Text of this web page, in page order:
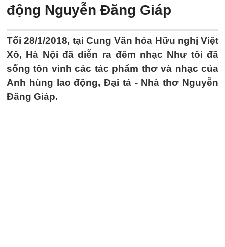
động Nguyễn Đăng Giáp
Tối 28/1/2018, tại Cung Văn hóa Hữu nghị Việt
Xô, Hà Nội đã diễn ra đêm nhạc Như tôi đã
sống tôn vinh các tác phẩm thơ và nhạc của
Anh hùng lao động, Đại tá - Nhà thơ Nguyễn
Đăng Giáp.